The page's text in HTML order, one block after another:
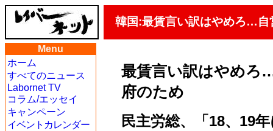
韓国:最賃言い訳はやめろ…自
Menu
ホーム
すべてのニュース
Labornet TV
コラム/エッセイ
キャンペーン
イベントカレンダー
最賃言い訳はやめろ
府のため
民主労総、「18、19